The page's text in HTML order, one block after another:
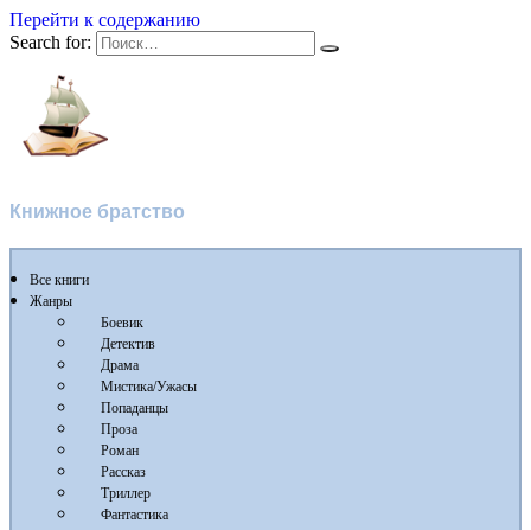
Перейти к содержанию
Search for:
Книжное братство
Все книги
Жанры
Боевик
Детектив
Драма
Мистика/Ужасы
Попаданцы
Проза
Роман
Рассказ
Триллер
Фантастика